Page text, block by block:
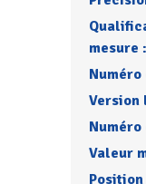
mesure :
Numéro
Numéro
Valeur